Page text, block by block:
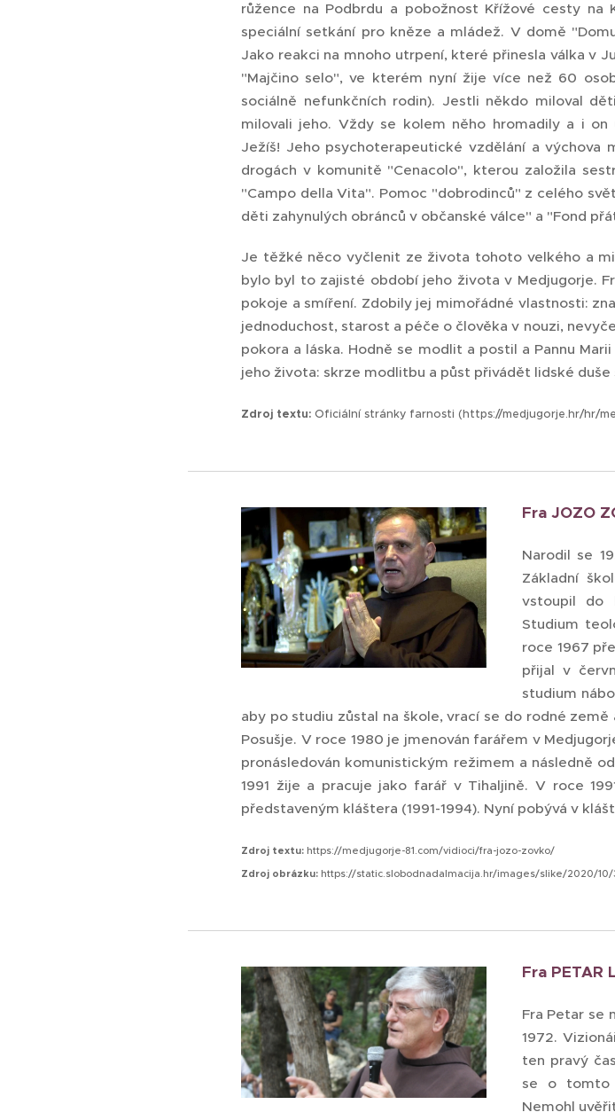
růžence na Podbrdu a pobožnost Křížové cesty
speciální setkání pro kněze a mládež. V domě
Jako reakci na mnoho utrpení, které přinesla válka v
"Majčino selo", ve kterém nyní žije více než 60
sociálně nefunkčních rodin). Jestli někdo miloval
milovali jeho. Vždy se kolem něho hromadily a i
Ježíš! Jeho psychoterapeutické vzdělání a výchova
drogách v komunitě "Cenacolo", kterou založila
"Campo della Vita". Pomoc "dobrodinců" z celého
děti zahynulých obránců v občanské válce" a "Fond
Je těžké něco vyčlenit ze života tohoto velkého a
bylo byl to zajisté období jeho života v Medjugorje.
pokoje a smíření. Zdobily jej mimořádné vlastnosti:
jednoduchost, starost a péče o člověka v nouzi,
pokora a láska. Hodně se modlit a postil a Pannu
jeho života: skrze modlitbu a půst přivádět lidské duše
Zdroj textu: Oficiální stránky farnosti (https://medjugorje.hr/hr/
Fra JOZO
Narodil se
Základní
vstoupil do
Studium
roce 1967
přijal v
studium
aby po studiu zůstal na škole, vrací se do rodné
Posušje. V roce 1980 je jmenován farářem v
pronásledován komunistickým režimem a následně
1991 žije a pracuje jako farář v Tihaljině. V roce
představeným kláštera (1991-1994). Nyní pobývá v
Zdroj textu: https://medjugorje-81.com/vidioci/fra-jozo-zovko/
Zdroj obrázku: https://static.slobodnadalmacija.hr/images/slike/2020/10/
Fra PETAR
Fra Petar se
1972.
ten pravý
se o tomto
Nemohl